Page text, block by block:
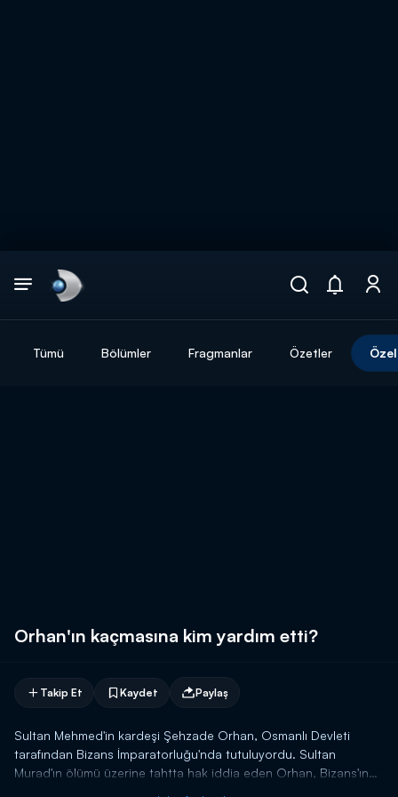
Tümü Bölümler Fragmanlar Özetler
Orhan'ın kaçmasına kim yardım etti?
Takip Et Kaydet Paylaş
Sultan Mehmed'in kardeşi Şehzade Orhan, Osmanlı Devleti
tarafından Bizans İmparatorluğu'nda tutuluyordu. Sultan
Murad'ın ölümü üzerine tahtta hak iddia eden Orhan, Bizans'ın